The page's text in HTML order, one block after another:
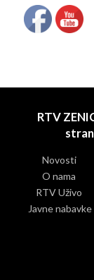
RTV
Novosti
O nama
RTV Uživo
Javne nabavke